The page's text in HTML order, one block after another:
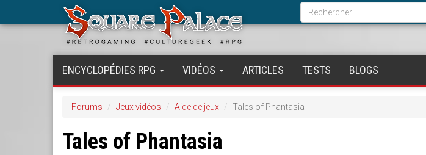
Formulaire
de
recherche
Rechercher
ENCYCLOPÉDIES RPG VIDÉOS ARTICLES TESTS BLOGS
Forums Jeux vidéos Aide de jeux Tales of Phantasia
Tales of Phantasia